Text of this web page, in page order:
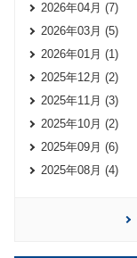
2026年04月 (7)
2026年03月 (5)
2026年01月 (1)
2025年12月 (2)
2025年11月 (3)
2025年10月 (2)
2025年09月 (6)
2025年08月 (4)